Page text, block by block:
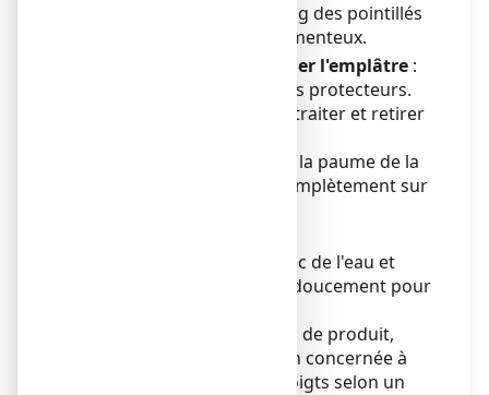
1. Découper le sachet le long des pointillés
et sortir l'emplâtre médicamenteux.
Pour appliquer l'emplâtre :
2. Retirer l'un des deux films protecteurs.
3. Appliquer sur l'endroit à traiter et retirer
4. Presser légèrement avec la paume de la
main pour faire adhérer complètement sur
5. Humidifier l'emplâtre avec de l'eau et
soulever un coin puis tirer doucement pour
6. Pour éliminer tout résidu de produit,
laver délicatement la région concernée à
l'eau en frottant avec les doigts selon un